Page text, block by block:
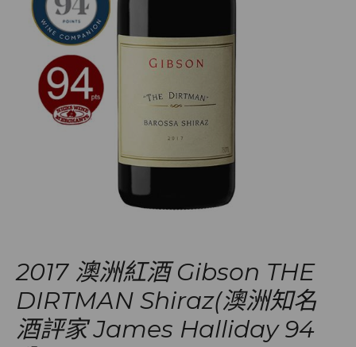
2017 澳洲紅酒 Gibson THE
DIRTMAN Shiraz(澳洲知名
酒評家 James Halliday 94